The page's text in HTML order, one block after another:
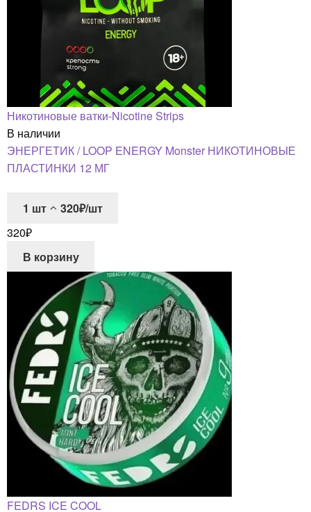
Никотиновые ватки-Nicotine Strips
В наличии
ЭНЕРГЕТИК / LOOP ENERGY Monster НИКОТИНОВЫЕ
ПЛАСТИНКИ 12 МГ
1 шт
320₽/шт
320₽
В корзину
FEDRS ICE COOL